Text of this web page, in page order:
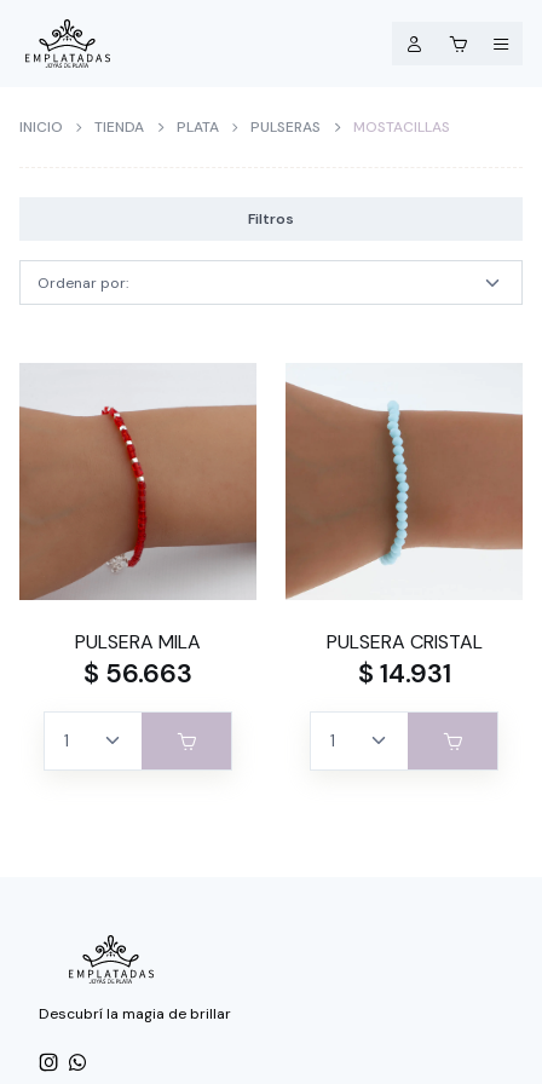
INICIO TIENDA PLATA PULSERAS MOSTACILLAS
Filtros
PULSERA MILA
$ 56.663
PULSERA CRISTAL
$ 14.931
Descubrí la magia de brillar